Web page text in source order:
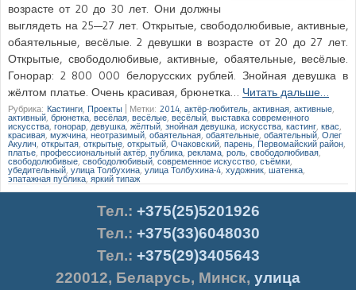
возрасте от 20 до 30 лет. Они должны
выглядеть на 25—27 лет. Открытые, свободолюбивые, активные,
обаятельные, весёлые. 2 девушки в возрасте от 20 до 27 лет.
Открытые, свободолюбивые, активные, обаятельные, весёлые.
Гонорар: 2 800 000 белорусских рублей. Знойная девушка в
жёлтом платье. Очень красивая, брюнетка… Читать дальше…
Рубрика: Кастинги Проекты Метки: 2014 актёр-любитель активная активные
активный брюнетка весёлая весёлые весёлый выставка современного
искусства гонорар ,девушка, жёлтый знойная девушка искусства кастинг квас
красивая ,мужчина, неотразимый обаятельная ,обаятельные обаятельный Олег
Акулич открытая открытые открытый Очаковский парень Первомайский район
платье, профессиональный актёр публика реклама роль свободолюбивая,
свободолюбивые свободолюбивый ,современное искусство съёмки
убедительный улица Толбухина улица Толбухина-4 художник шатенка
эпатажная публика ,яркий типаж
Тел.: +375(25)5201926
Тел.: +375(33)6048030
Тел.: +375(29)3405643
220012, Беларусь, Минск, улица